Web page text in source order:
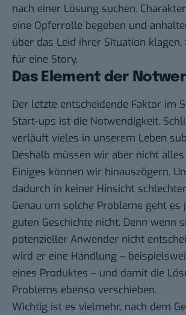
nach einer Lösung suchen.
eine Opferrolle begeben und
über das Leid ihrer Situation
für eine Story.
Das Element der
Der letzte entscheidende Faktor im
Start-ups ist die Notwendigkeit.
verläuft vieles in unserem Leben
Deshalb müssen wir aber nicht
Einiges können wir hinauszögern.
dadurch in keiner Hinsicht
Genau um solche Probleme geht es
guten Geschichte nicht. Denn wenn
potenzieller Anwender nicht
wird er eine Handlung –
eines Produktes – und damit die
Problems ebenso verschieben.
Wichtig ist es vielmehr, nach dem